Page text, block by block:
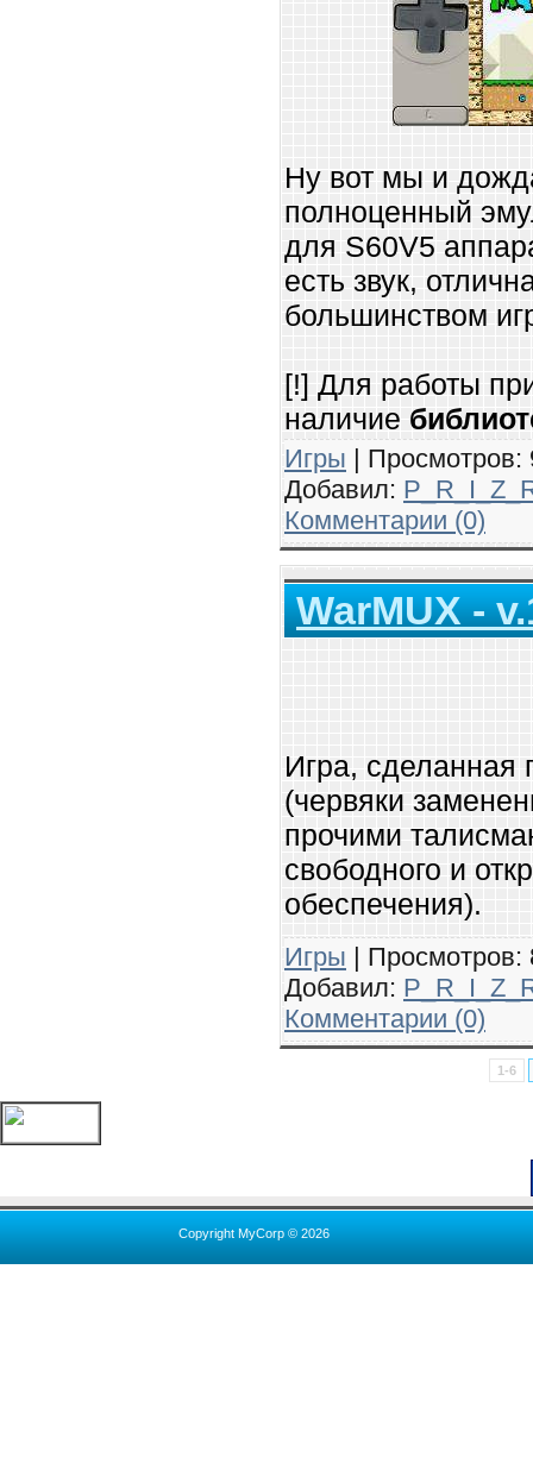
Ну вот мы и
полноценный
для S60V5
есть звук,
большинством
[!] Для работы
наличие
Игры | Просмотров:
Добавил:
Комментарии (0)
WarMUX -
Игра, сделанная
(червяки
прочими
свободного и
обеспечения).
Игры | Просмотров:
Добавил:
Комментарии (0)
1-6
Copyright MyCorp © 2026